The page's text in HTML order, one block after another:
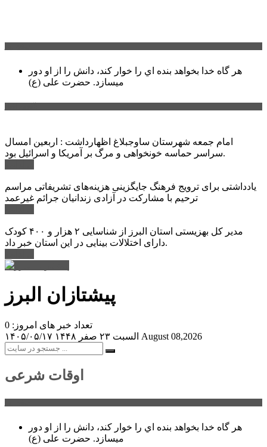
هر گاه خدا بخواهد بنده اي را خوار كند، دانش را از او دور
میسازد. حضرت علی (ع)
امام جمعه شهرستان ساوجبلاغ اظهارداشت : اربعین امسال
سراسر حماسه خونخواهی و مرگ بر آمریکا و اسرائیل بود.
یادداشتی برای ترویج فرهنگ جایگزینی هزینه‌های تشریفاتی مراسم
ترحیم با مشارکت در آزادی زندانیان جرائم غیرعمد
مدیر کل بهزیستی استان البرز از شناسایی ۲ هزار و ۴۰۰ کودک
دارای اختلالات بینایی در این استان خبر داد.
پیشتازان البرز
تعداد خبر های امروز: 0
۱۴۰۵/۰۵/۱۷
السبت ۲۳ صفر ۱۴۴۸ August 08,2026
اوقات شرعی
هر گاه خدا بخواهد بنده اي را خوار كند، دانش را از او دور
میسازد. حضرت علی (ع)